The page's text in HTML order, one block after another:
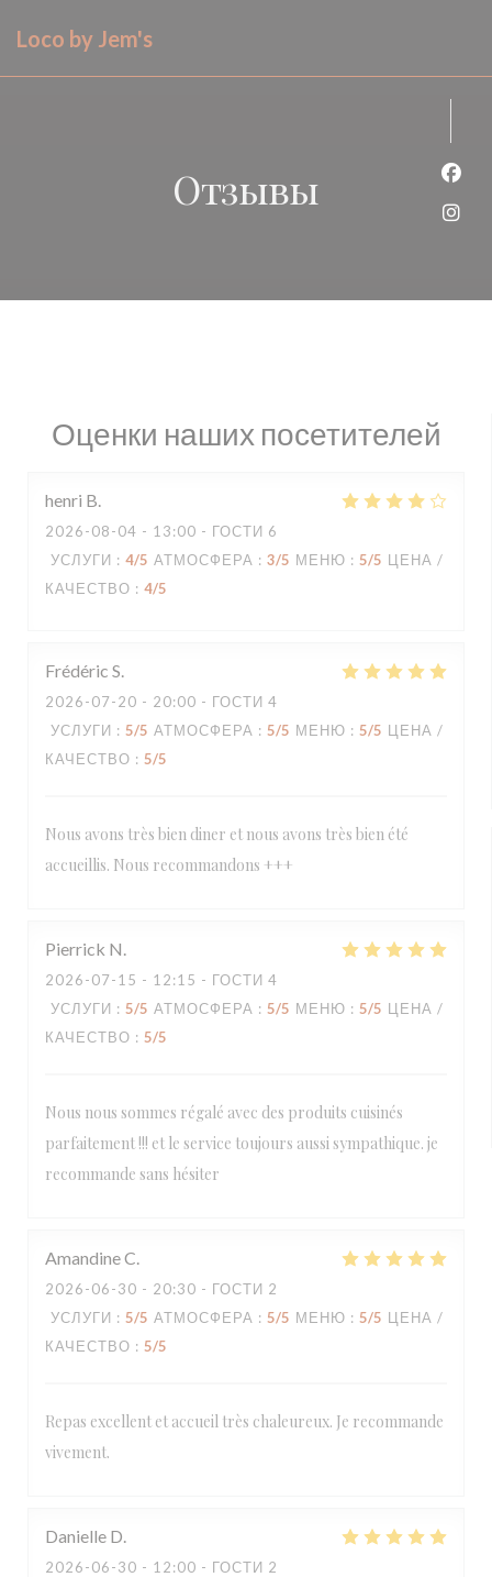
Loco by Jem's
Отзывы
Оценки наших посетителей
henri B
2026-08-04 - 13:00 - ГОСТИ 6
УСЛУГИ : 4/5 АТМОСФЕРА : 3/5 МЕНЮ : 5/5 ЦЕНА /
КАЧЕСТВО : 4/5
Frédéric S
2026-07-20 - 20:00 - ГОСТИ 4
УСЛУГИ : 5/5 АТМОСФЕРА : 5/5 МЕНЮ : 5/5 ЦЕНА /
КАЧЕСТВО : 5/5
Nous avons très bien diner et nous avons très bien été
accueillis. Nous recommandons +++
Pierrick N
2026-07-15 - 12:15 - ГОСТИ 4
УСЛУГИ : 5/5 АТМОСФЕРА : 5/5 МЕНЮ : 5/5 ЦЕНА /
КАЧЕСТВО : 5/5
Nous nous sommes régalé avec des produits cuisinés
parfaitement !!! et le service toujours aussi sympathique. je
recommande sans hésiter
AmandineC
2026-06-30 - 20:30 - ГОСТИ 2
УСЛУГИ : 5/5 АТМОСФЕРА : 5/5 МЕНЮ : 5/5 ЦЕНА /
КАЧЕСТВО : 5/5
Repas excellent et accueil très chaleureux. Je recommande
vivement.
Danielle D
2026-06-30 - 12:00 - ГОСТИ 2